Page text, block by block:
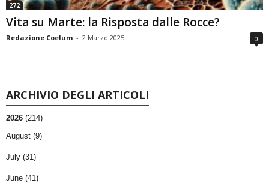
272
Vita su Marte: la Risposta dalle Rocce?
Redazione Coelum - 2 Marzo 2025 0
ARCHIVIO DEGLI ARTICOLI
2026 (214)
August (9)
July (31)
June (41)